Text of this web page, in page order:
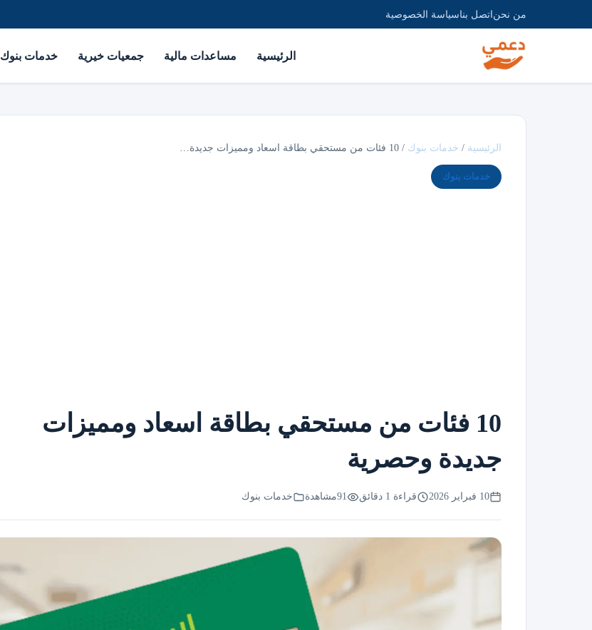
من نحناتصل بناسياسة الخصوصية
الرئيسية مساعدات مالية جمعيات خيرية خدمات بنوك
الرئيسية / خدمات بنوك / 10 فئات من مستحقي بطاقة اسعاد ومميزات جديدة…
خدمات بنوك
10 فئات من مستحقي بطاقة اسعاد ومميزات
جديدة وحصرية
10 فبراير 2026 قراءة 1 دقائق 91مشاهدة خدمات بنوك